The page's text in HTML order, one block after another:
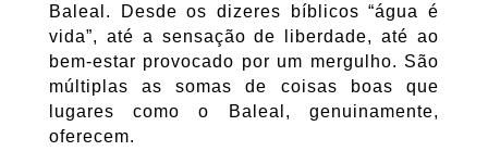
Baleal. Desde os dizeres bíblicos “água é
vida”, até a sensação de liberdade, até ao
bem-estar provocado por um mergulho. São
múltiplas as somas de coisas boas que
lugares como o Baleal, genuinamente,
oferecem.